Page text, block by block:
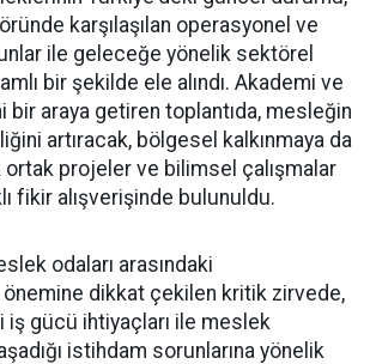
karşılaşılan operasyonel ve
ile geleceğe yönelik sektörel
bir şekilde ele alındı. Akademi ve
bir araya getiren toplantıda, mesleğin
artıracak, bölgesel kalkınmaya da
projeler ve bilimsel çalışmalar
fikir alışverişinde bulunuldu.
odaları arasındaki
dikkat çekilen kritik zirvede,
gücü ihtiyaçları ile meslek
istihdam sorunlarına yönelik